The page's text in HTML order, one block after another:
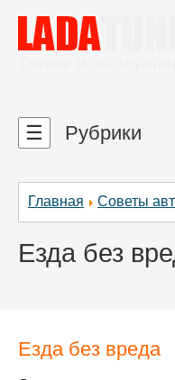
Главная Советы
Езда без
Езда без вреда
☰ Рубрики